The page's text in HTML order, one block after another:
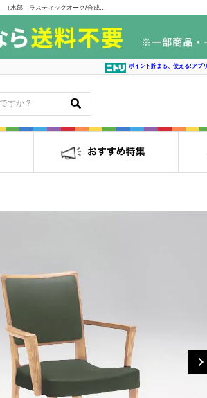
［カリモク］【地域限定】ダイニングチェア オークタウン ダンテ肘付き Ｃ１９７２０ （木部：ラスティックオーク/合成皮革リーベルダークグリーンU566）｜インテリアの島忠・ホームズ家具販売通販サイト シマホネット
ポイント貯まる、使える!アプ